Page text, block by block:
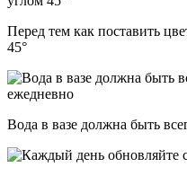
Перед тем как поставить
45°
Вода в вазе должна быть